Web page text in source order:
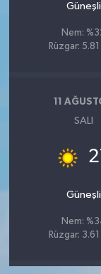
Güneşli
Nem:
Rüzgar:
11
SALI
Güneşli
Nem:
Rüzgar: